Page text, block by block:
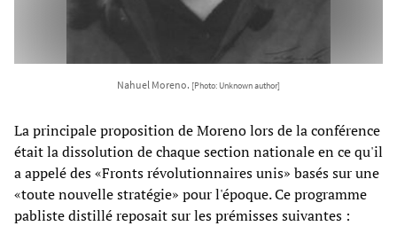
Nahuel Moreno. [Photo: Unknown author]
La principale proposition de Moreno lors de la conférence
était la dissolution de chaque section nationale en ce qu'il
a appelé des «Fronts révolutionnaires unis» basés sur une
«toute nouvelle stratégie» pour l'époque. Ce programme
pabliste distillé reposait sur les prémisses suivantes :